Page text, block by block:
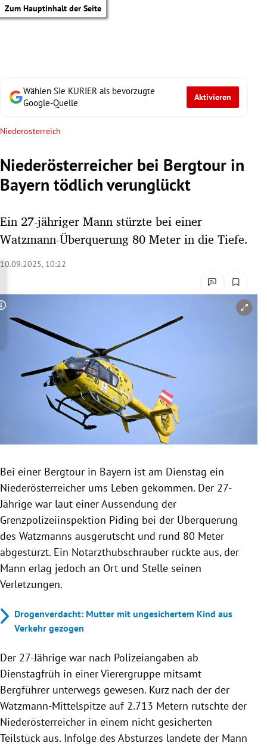
Zum Hauptinhalt der Seite
Untermenü
Untermenü
Untermenü
Untermenü
Untermenü
Untermenü
Untermenü
Wählen Sie KURIER als bevorzugte
Google-Quelle
Aktivieren
Niederösterreich
Niederösterreicher bei Bergtour in
Bayern tödlich verunglückt
Ein 27-jähriger Mann stürzte bei einer
Watzmann-Überquerung 80 Meter in die Tiefe.
10.09.2025, 10:22
Copyright-Hinweis öffnen/schließen
Bei einer Bergtour in Bayern ist am Dienstag ein
Niederösterreicher ums Leben gekommen. Der 27-
Jährige war laut einer Aussendung der
Grenzpolizeiinspektion Piding bei der Überquerung
des Watzmanns ausgerutscht und rund 80 Meter
abgestürzt. Ein Notarzthubschrauber rückte aus, der
Mann erlag jedoch an Ort und Stelle seinen
Verletzungen.
Drogenverdacht: Mutter mit ungesichertem Kind aus
Verkehr gezogen
Der 27-Jährige war nach Polizeiangaben ab
Dienstagfrüh in einer Vierergruppe mitsamt
Bergführer unterwegs gewesen. Kurz nach der der
Watzmann-Mittelspitze auf 2.713 Metern rutschte der
Niederösterreicher in einem nicht gesicherten
Teilstück aus. Infolge des Absturzes landete der Mann